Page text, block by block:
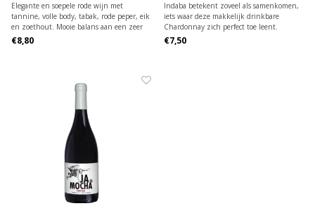
Elegante en soepele rode wijn met
tannine, volle body, tabak, rode peper, eik
en zoethout. Mooie balans aan een zeer
mooie prijs!
€8,80
Indaba betekent zoveel als samenkomen,
iets waar deze makkelijk drinkbare
Chardonnay zich perfect toe leent.
€7,50